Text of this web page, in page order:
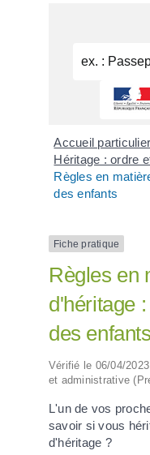
Accueil
Héritage : ordre
Règles en
des enfants
Fiche pratique
Règles en
d'héritage
des enfants
Vérifié le 06/04/
et administrative
L'un de vos
savoir si vous
d'héritage ?